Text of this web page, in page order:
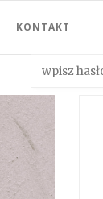
KONTAKT